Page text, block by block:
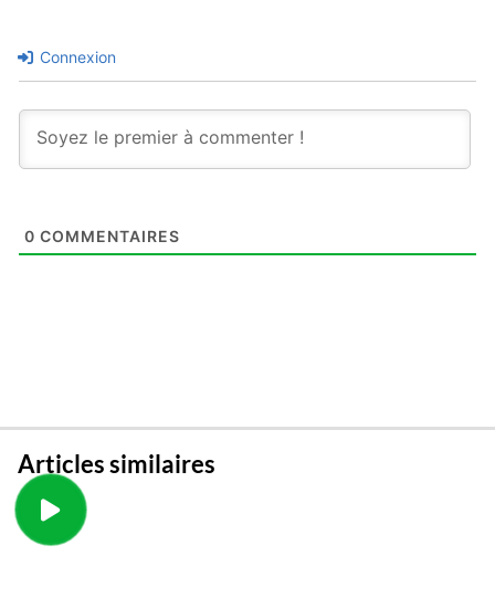
Connexion
0 COMMENTAIRES
Articles similaires